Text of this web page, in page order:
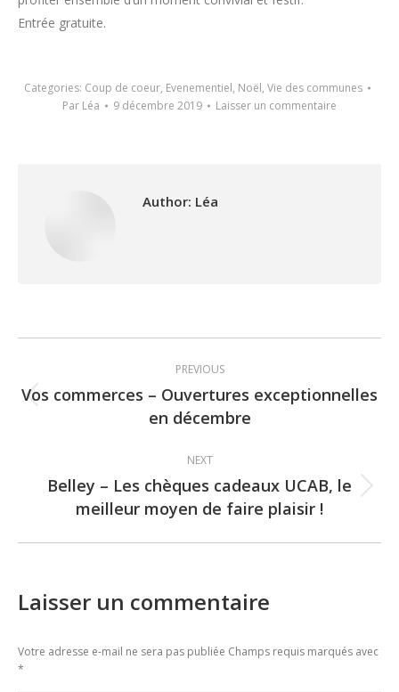
Entrée gratuite.
Categories: Coup de coeur, Evenementiel, Noël, Vie des communes
Par Léa 9 décembre 2019 Laisser un commentaire
Author: Léa
navigation
PREVIOUS
Previous
post:
Vos commerces – Ouvertures exceptionnelles
en décembre
NEXT
Next
post:
Belley – Les chèques cadeaux UCAB, le
meilleur moyen de faire plaisir !
Laisser un commentaire
Votre adresse e-mail ne sera pas publiée Champs requis marqués avec
*